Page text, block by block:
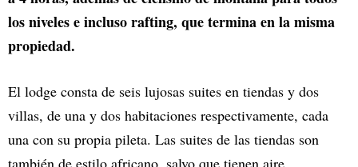
los niveles e incluso rafting, que termina en la misma
propiedad.
El lodge consta de seis lujosas suites en tiendas y dos
villas, de una y dos habitaciones respectivamente, cada
una con su propia pileta. Las suites de las tiendas son
también de estilo africano, salvo que tienen aire